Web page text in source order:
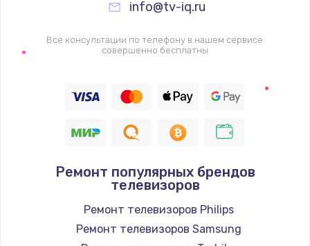
Заказать
Не работает
Заказать
Восстановление цепи питания, пайка
Заказать
Программный ремонт/прошивка
390 руб.
info@tv-iq.ru
Все консультации по телефону в нашем сервисе
совершенно бесплатны
Ремонт популярных брендов
телевизоров
Ремонт телевизоров Philips
Ремонт телевизоров Samsung